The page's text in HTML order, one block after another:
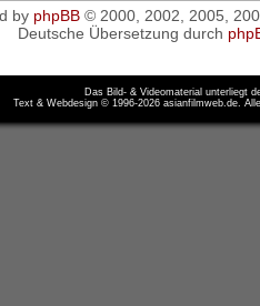
by phpBB© 2000, 2002, 2005,
Deutsche Übersetzung durch
Das Bild- & Videomaterial unterliegt
Text & Webdesign © 1996-2026 asianfilmweb.de.